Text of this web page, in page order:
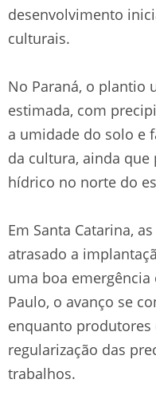
desenvolvimento
culturais.
No Paraná, o plantio
estimada, com
a umidade do solo e
da cultura, ainda
hídrico no norte do
Em Santa Catarina,
atrasado a
uma boa emergência
Paulo, o avanço se
enquanto produtores
regularização das
trabalhos.